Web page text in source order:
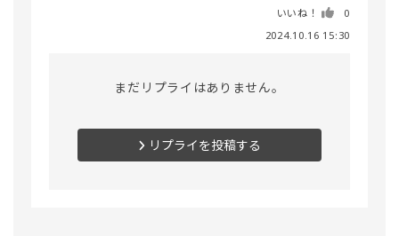
いいね！
0
2024.10.16 15:30
まだリプライはありません。
リプライを投稿する